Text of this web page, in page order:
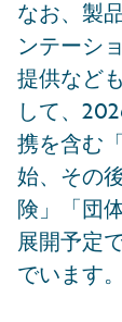
なお、製
ンテーシ
提供など
して、
携を含む
始、その
険」「団
展開予定
でいます。